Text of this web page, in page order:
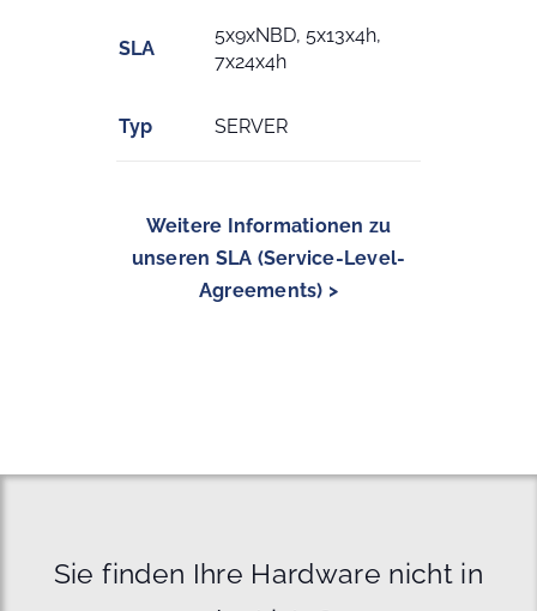
SLA
5x9xNBD, 5x13x4h,
7x24x4h
Typ SERVER
Weitere Informationen zu
unseren SLA (Service-Level-
Agreements) >
Sie finden Ihre Hardware nicht in